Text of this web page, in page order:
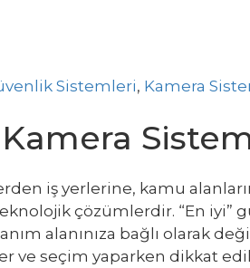
Sistemleri, Kamera
iş yerlerine, kamu
çözümlerdir. “En iyi”
alanınıza bağlı olarak
ve seçim yaparken dikkat